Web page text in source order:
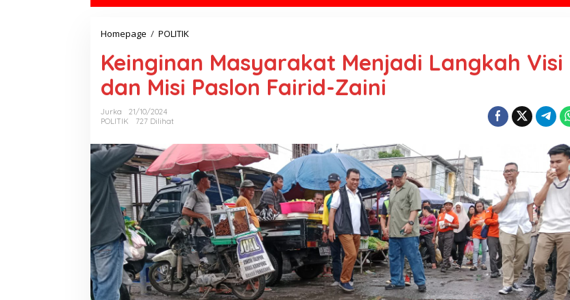
Homepage / POLITIK
Keinginan Masyarakat Menjadi Langkah Visi
dan Misi Paslon Fairid-Zaini
Jurka
21/10/2024
POLITIK
727 Dilihat